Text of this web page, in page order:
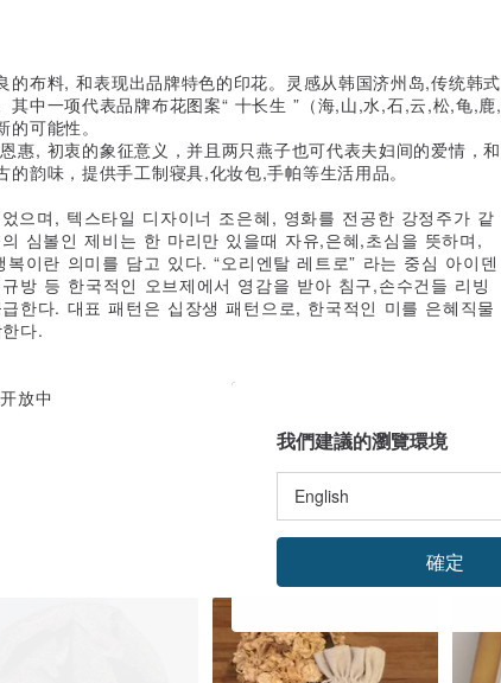
的布料, 和表现出品牌特色的印花。灵感从韩国济州岛,传统韩式
其中一项代表品牌布花图案“ 十长生 ”（海,山,水,石,云,松,龟,鹿,
可能性。
惠, 初衷的象征意义，并且两只燕子也可代表夫妇间的爱情，和
韵味，提供手工制寝具,化妆包,手帕等生活用品。
으며, 텍스타일 디자이너 조은혜, 영화를 전공한 강정주가 같
심볼인 제비는 한 마리만 있을때 자유,은혜,초심을 뜻하며,
이란 의미를 담고 있다. “오리엔탈 레트로” 라는 중심 아이덴
방 등 한국적인 오브제에서 영감을 받아 침구,손수건들 리빙
한다. 대표 패턴은 십장생 패턴으로, 한국적인 미를 은혜직물
다.
放中
我們建議的瀏覽環境
確定